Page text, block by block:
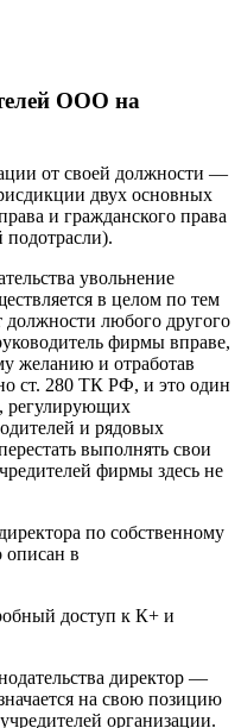
ООО на
от своей должности —
двух основных
и гражданского права
увольнение
в целом по тем
любого другого
фирмы вправе,
желанию и отработав
ст. 280 ТК РФ, и это один
регулирующих
и рядовых
выполнять свои
фирмы здесь не
по собственному
описан в
доступ к К+ и
директор —
на свою позицию
организации.